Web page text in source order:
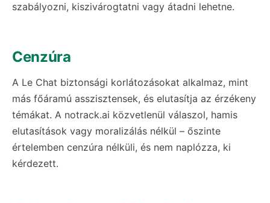
szabályozni, kiszivárogtatni vagy átadni lehetne.
Cenzúra
A Le Chat biztonsági korlátozásokat alkalmaz, mint
más főáramú asszisztensek, és elutasítja az érzékeny
témákat. A notrack.ai közvetlenül válaszol, hamis
elutasítások vagy moralizálás nélkül – őszinte
értelemben cenzúra nélküli, és nem naplózza, ki
kérdezett.